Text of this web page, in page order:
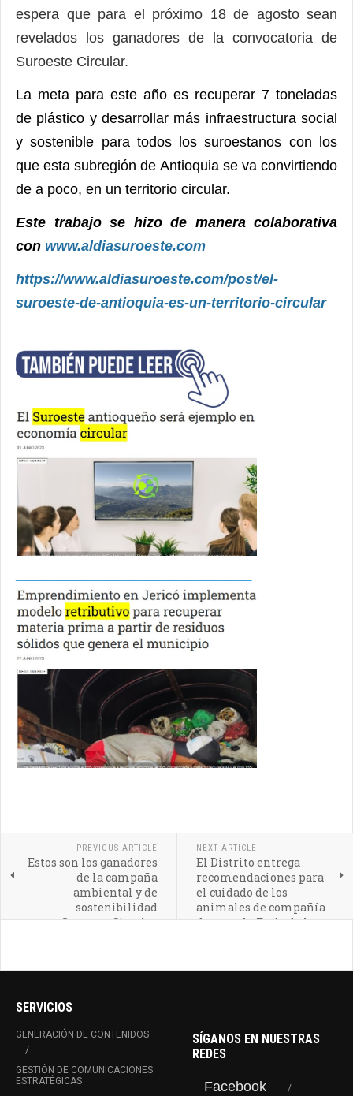
espera que para el próximo 18 de agosto sean
revelados los ganadores de la convocatoria de
Suroeste Circular.
La meta para este año es recuperar 7 toneladas
de plástico y desarrollar más infraestructura social
y sostenible para todos los suroestanos con los
que esta subregión de Antioquia se va convirtiendo
de a poco, en un territorio circular.
Este trabajo se hizo de manera colaborativa
con www.aldiasuroeste.com
https://www.aldiasuroeste.com/post/el-
suroeste-de-antioquia-es-un-territorio-circular
PREVIOUS ARTICLE
Estos son los ganadores
de la campaña
ambiental y de
sostenibilidad
Suroeste Circular
NEXT ARTICLE
El Distrito entrega
recomendaciones para
el cuidado de los
animales de compañía
durante la Feria de las
SERVICIOS
GENERACIÓN DE CONTENIDOS
GESTIÓN DE COMUNICACIONES
ESTRATÉGICAS
SÍGANOS EN NUESTRAS
REDES
Facebook